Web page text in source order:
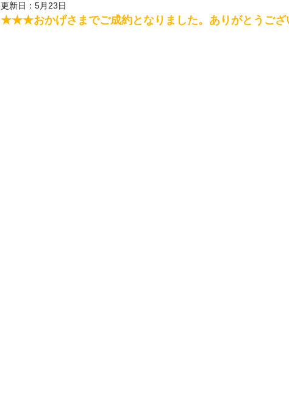
更新日： 5月23日
★★★おかげさまでご成約となりました。ありがとうご